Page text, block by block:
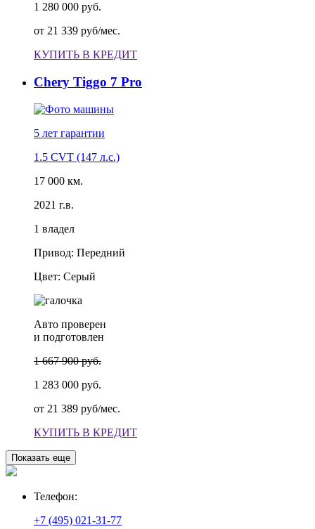
1 280 000 руб.
от 21 339 руб/мес.
КУПИТЬ В КРЕДИТ
Chery Tiggo 7 Pro
5 лет гарантии
1.5 CVT (147 л.с.)
17 000 км.
2021 г.в.
1 владел
Привод: Передний
Цвет: Серый
Авто проверен
и подготовлен
1 667 900 руб.
1 283 000 руб.
от 21 389 руб/мес.
КУПИТЬ В КРЕДИТ
Показать еще
Телефон:
+7 (495) 021-31-77